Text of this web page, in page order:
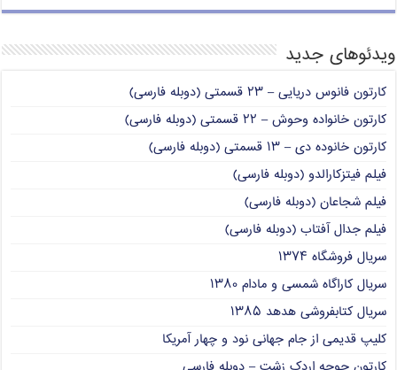
ویدئوهای جدید
کارتون فانوس دریایی – ۲۳ قسمتی (دوبله فارسی)
کارتون خانواده وحوش – ۲۲ قسمتی (دوبله فارسی)
کارتون خانوده دی – ۱۳ قسمتی (دوبله فارسی)
فیلم فیتزکارالدو (دوبله فارسی)
فیلم شجاعان (دوبله فارسی)
فیلم جدال آفتاب (دوبله فارسی)
سریال فروشگاه ۱۳۷۴
سریال کاراگاه شمسی و مادام ۱۳۸۰
سریال کتابفروشی هدهد ۱۳۸۵
کلیپ قدیمی از جام جهانی نود و چهار آمریکا